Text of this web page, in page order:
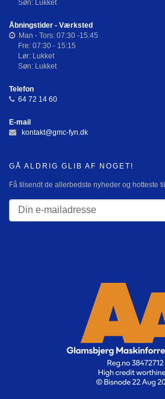
Søn: Lukket
Åbningstider - Værksted
Man - Tors: 07:30 -15:45
Fre: 07:30 - 15:15
Lør: Lukket
Søn: Lukket
Telefon
64 72 14 60
E-mail
kontakt@gmc-fyn.dk
GÅ ALDRIG GLIB AF NOGET!
Få tilsendt de allerbedste nyheder og hotteste